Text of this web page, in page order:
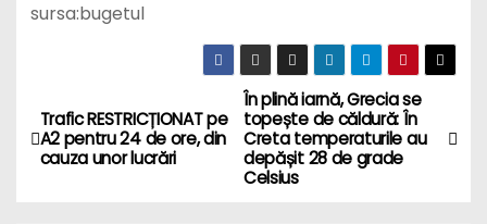
sursa:bugetul
P
o
În plină iarnă, Grecia se
topește de căldură: În
Creta temperaturile au
depășit 28 de grade
Celsius
Trafic RESTRICȚIONAT pe
A2 pentru 24 de ore, din
cauza unor lucrări